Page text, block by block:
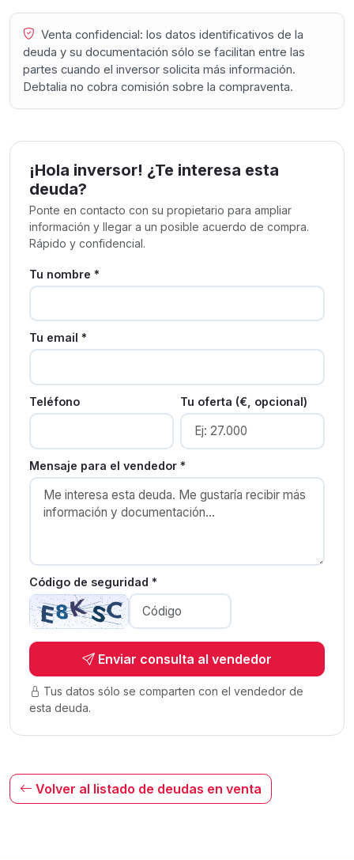
Venta confidencial: los datos identificativos de la
deuda y su documentación sólo se facilitan entre las
partes cuando el inversor solicita más información.
Debtalia no cobra comisión sobre la compraventa.
¡Hola inversor! ¿Te interesa esta
deuda?
Ponte en contacto con su propietario para ampliar
información y llegar a un posible acuerdo de compra.
Rápido y confidencial.
Tu nombre *
Tu email *
Teléfono Tu oferta (€, opcional)
Mensaje para el vendedor *
Código de seguridad *
Enviar consulta al vendedor
Tus datos sólo se comparten con el vendedor de
esta deuda.
Volver al listado de deudas en venta